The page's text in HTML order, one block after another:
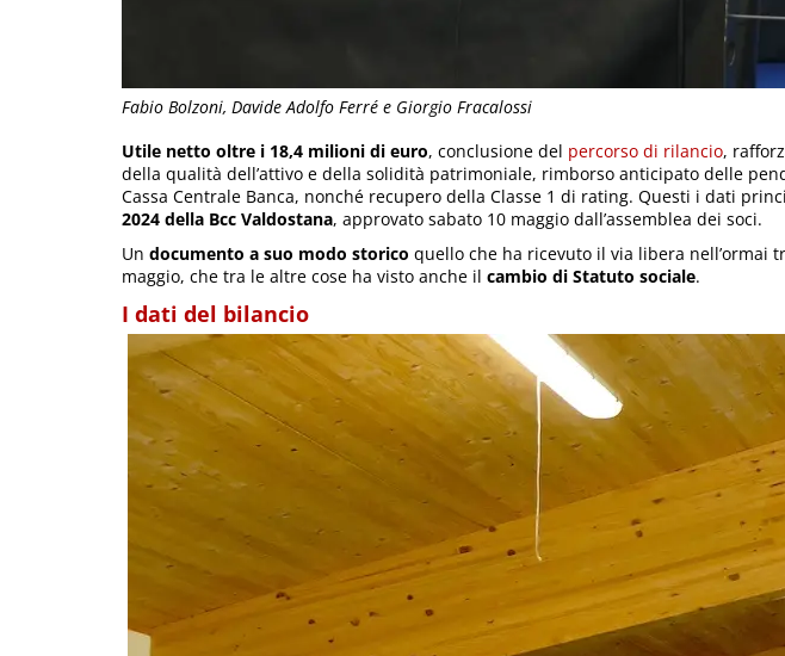
Fabio Bolzoni, Davide Adolfo Ferré e Giorgio Fracalossi
Utile netto oltre i 18,4 milioni di euro, conclusione del percorso di rilancio,
della qualità dell’attivo e della solidità patrimoniale, rimborso anticipato delle
Cassa Centrale Banca, nonché recupero della Classe 1 di rating. Questi i dati
2024 della Bcc Valdostana, approvato sabato 10 maggio dall’assemblea dei soci.
Un documento a suo modo storico quello che ha ricevuto il via libera nell’ormai
maggio, che tra le altre cose ha visto anche il cambio di Statuto sociale.
I dati del bilancio